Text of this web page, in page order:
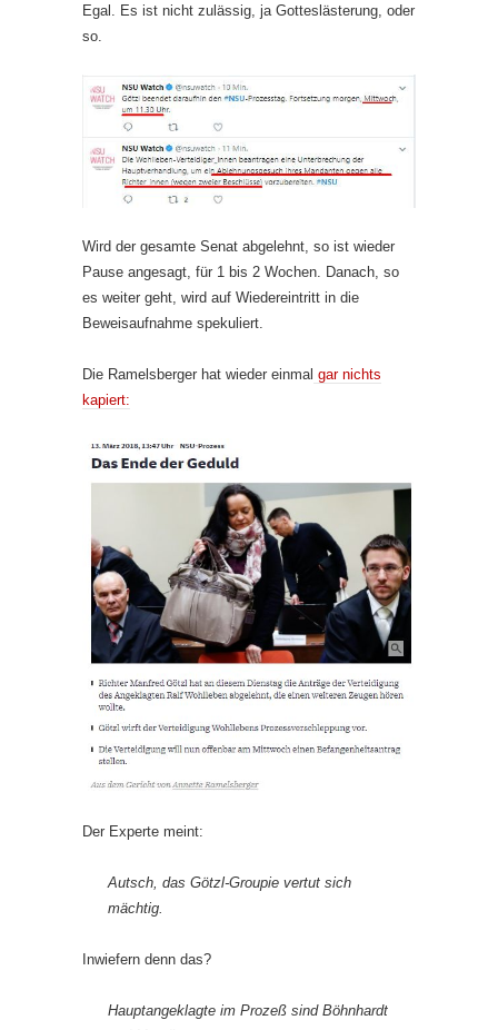
Egal. Es ist nicht zulässig, ja Gotteslästerung, oder
so.
Wird der gesamte Senat abgelehnt, so ist wieder
Pause angesagt, für 1 bis 2 Wochen. Danach, so
es weiter geht, wird auf Wiedereintritt in die
Beweisaufnahme spekuliert.
Die Ramelsberger hat wieder einmal gar nichts
kapiert:
Der Experte meint:
Autsch, das Götzl-Groupie vertut sich
mächtig.
Inwiefern denn das?
Hauptangeklagte im Prozeß sind Böhnhardt